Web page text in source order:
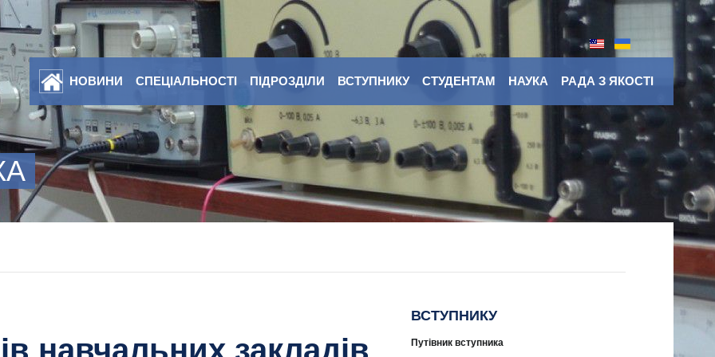
НОВИНИ СПЕЦІАЛЬНОСТІ ПІДРОЗДІЛИ ВСТУПНИКУ СТУДЕНТАМ НАУКА РАДА З ЯКОСТІ
навчальних закладів
ВСТУПНИКУ
Путівник вступника